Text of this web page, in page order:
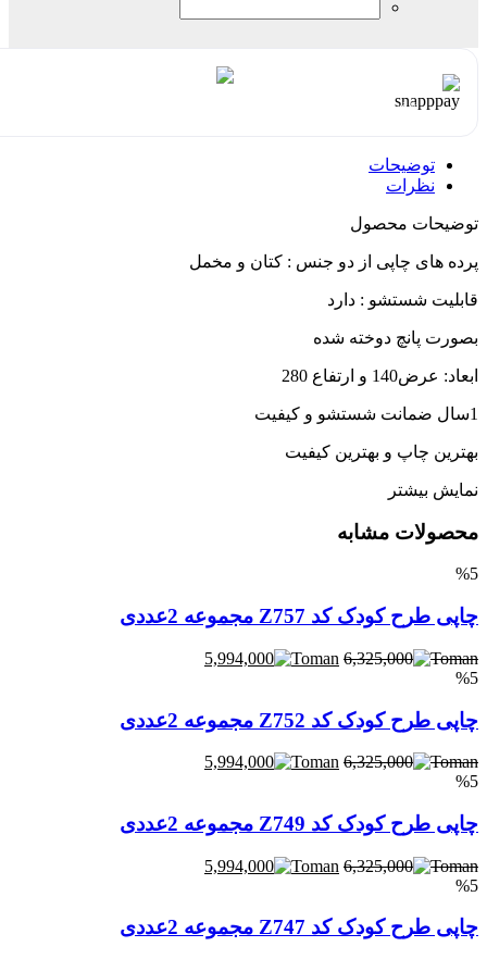
۴ قسط ماهانه. بدون سود، چک و ضامن.
توضیحات
نظرات
توضیحات محصول
پرده های چاپی از دو جنس : کتان و مخمل
قابلیت شستشو : دارد
بصورت پانچ دوخته شده
ابعاد: عرض140 و ارتفاع 280
1سال ضمانت شستشو و کیفیت
بهترین چاپ و بهترین کیفیت
نمایش بیشتر
محصولات مشابه
%5
چاپی طرح کودک کد Z757 مجموعه 2عددی
6,325,000
5,994,000
%5
چاپی طرح کودک کد Z752 مجموعه 2عددی
6,325,000
5,994,000
%5
چاپی طرح کودک کد Z749 مجموعه 2عددی
6,325,000
5,994,000
%5
چاپی طرح کودک کد Z747 مجموعه 2عددی